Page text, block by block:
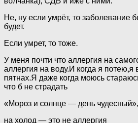
Не, ну если умрёт, то заболевание
будет.
Если умрет, то тоже.
У меня почти что аллергия на
аллергия на воду.И когда я потею,я
пятнах.Я даже когда моюсь
что б не страдать
«Мороз и солнце — день
на холод — это не аллергия